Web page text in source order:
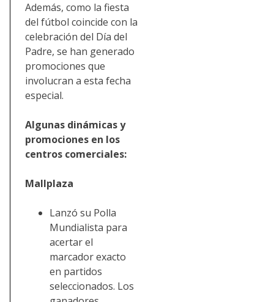
Además, como la fiesta
del fútbol coincide con la
celebración del Día del
Padre, se han generado
promociones que
involucran a esta fecha
especial.
Algunas dinámicas y
promociones en los
centros comerciales:
Mallplaza
Lanzó su Polla
Mundialista para
acertar el
marcador exacto
en partidos
seleccionados. Los